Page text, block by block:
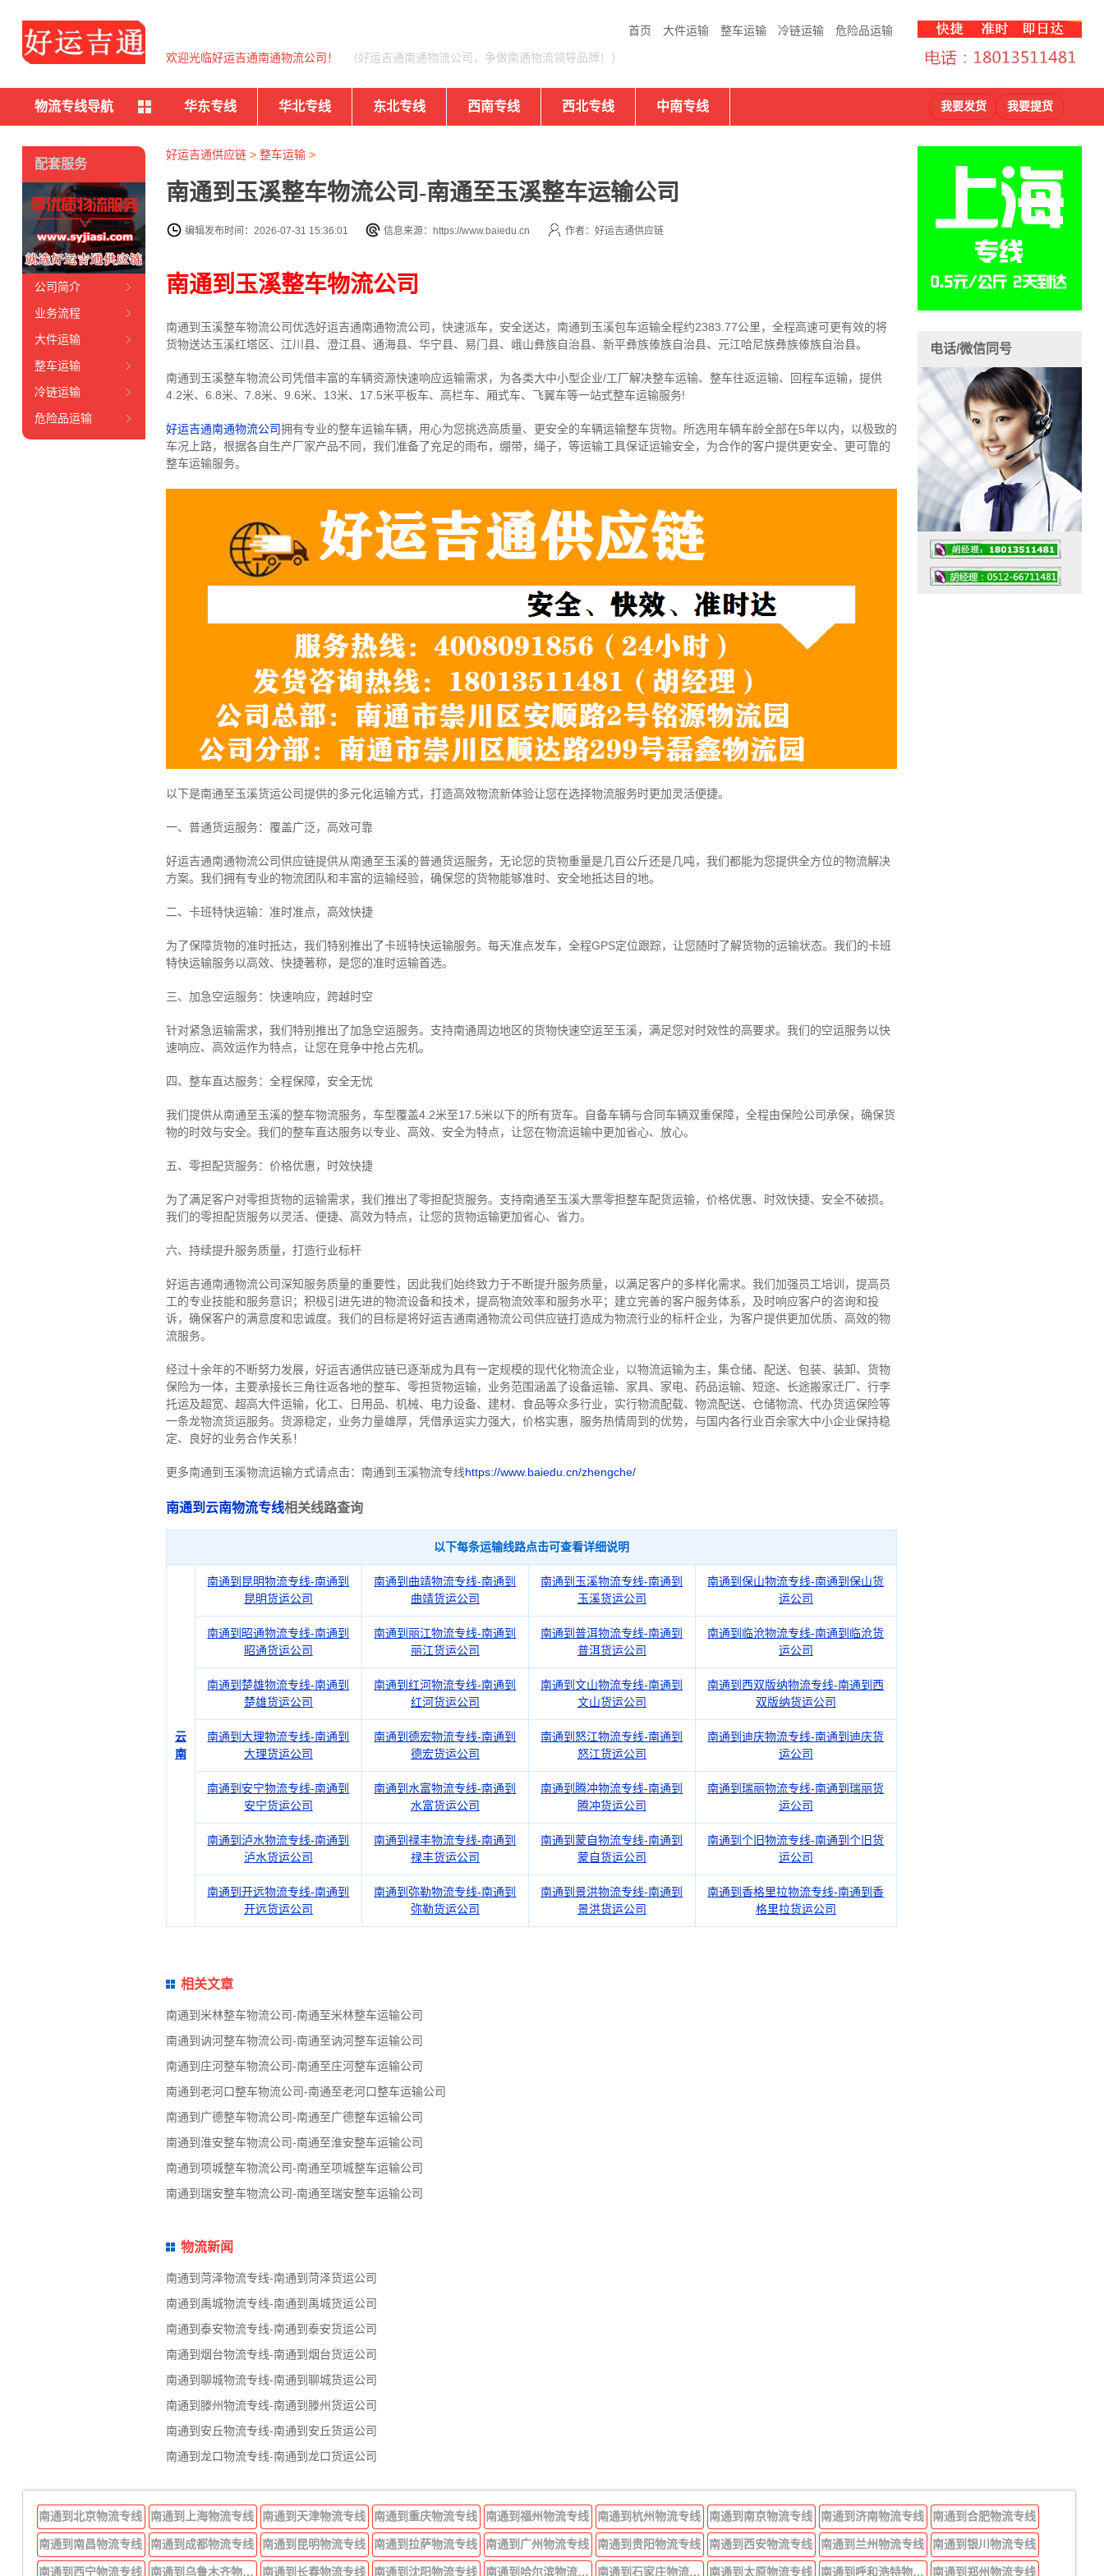
首页 大件运输 整车运输 冷链运输 危险品运输
欢迎光临好运吉通南通物流公司！ （好运吉通南通物流公司，争做南通物流领导品牌！）
物流专线导航 华东专线 华北专线 东北专线 西南专线 西北专线 中南专线 我要发货 我要提货
好运吉通供应链> 整车运输>
南通到玉溪整车物流公司-南通至玉溪整车运输公司
编辑发布时间：2026-07-31 15:36:01 信息来源：https://www.baiedu.cn 作者：好运吉通供应链
南通到玉溪整车物流公司
南通到玉溪整车物流公司优选好运吉通南通物流公司，快速派车，安全送达，南通到玉溪包车运输全程约2383.77公里，全程高速可更有效的将
货物送达玉溪红塔区、江川县、澄江县、通海县、华宁县、易门县、峨山彝族自治县、新平彝族傣族自治县、元江哈尼族彝族傣族自治县。
南通到玉溪整车物流公司凭借丰富的车辆资源快速响应运输需求，为各类大中小型企业/工厂解决整车运输、整车往返运输、回程车运输， 提供
4.2米、6.8米、7.8米、9.6米、13米、17.5米平板车、高栏车、厢式车、飞翼车等一站式整车运输服务!
好运吉通南通物流公司拥有专业的整车运输车辆，用心为您挑选高质量、更安全的车辆运输整车货物。所选用车辆车龄全部在5年以内，以极致的
车况上路，根据各自生产厂家产品不同，我们准备了充足的雨布，绷带，绳子，等运输工具保证运输安全，为合作的客户提供更安全、更可靠的
整车运输服务。
以下是南通至玉溪货运公司提供的多元化运输方式，打造高效物流新体验让您在选择物流服务时更加灵活便捷。
一、普通货运服务：覆盖广泛，高效可靠
好运吉通南通物流公司供应链提供从南通至玉溪的普通货运服务，无论您的货物重量是几百公斤还是几吨，我们都能为您提供全方位的物流解决
方案。我们拥有专业的物流团队和丰富的运输经验，确保您的货物能够准时、安全地抵达目的地。
二、卡班特快运输：准时准点，高效快捷
为了保障货物的准时抵达，我们特别推出了卡班特快运输服务。每天准点发车，全程GPS定位跟踪，让您随时了解货物的运输状态。我们的卡班
特快运输服务以高效、快捷著称，是您的准时运输首选。
三、加急空运服务：快速响应，跨越时空
针对紧急运输需求，我们特别推出了加急空运服务。支持南通周边地区的货物快速空运至玉溪，满足您对时效性的高要求。我们的空运服务以快
速响应、高效运作为特点，让您在竞争中抢占先机。
四、整车直达服务：全程保障，安全无忧
我们提供从南通至玉溪的整车物流服务，车型覆盖4.2米至17.5米以下的所有货车。自备车辆与合同车辆双重保障，全程由保险公司承保，确保货
物的时效与安全。我们的整车直达服务以专业、高效、安全为特点，让您在物流运输中更加省心、放心。
五、零担配货服务：价格优惠，时效快捷
为了满足客户对零担货物的运输需求，我们推出了零担配货服务。支持南通至玉溪大票零担整车配货运输，价格优惠、时效快捷、安全不破损。
我们的零担配货服务以灵活、便捷、高效为特点，让您的货物运输更加省心、省力。
六、持续提升服务质量，打造行业标杆
好运吉通南通物流公司深知服务质量的重要性，因此我们始终致力于不断提升服务质量，以满足客户的多样化需求。我们加强员工培训，提高员
工的专业技能和服务意识；积极引进先进的物流设备和技术，提高物流效率和服务水平；建立完善的客户服务体系，及时响应客户的咨询和投
诉，确保客户的满意度和忠诚度。我们的目标是将好运吉通南通物流公司供应链打造成为物流行业的标杆企业，为客户提供更加优质、高效的物
流服务。
经过十余年的不断努力发展，好运吉通供应链已逐渐成为具有一定规模的现代化物流企业，以物流运输为主，集仓储、配送、包装、装卸、货物
保险为一体，主要承接长三角往返各地的整车、零担货物运输，业务范围涵盖了设备运输、家具、家电、药品运输、短途、长途搬家迁厂、行李
托运及超宽、超高大件运输，化工、日用品、机械、电力设备、建材、食品等众多行业，实行物流配载、物流配送、仓储物流、代办货运保险等
一条龙物流货运服务。货源稳定，业务力量雄厚，凭借承运实力强大，价格实惠，服务热情周到的优势，与国内各行业百余家大中小企业保持稳
定、良好的业务合作关系！
更多南通到玉溪物流运输方式请点击：南通到玉溪物流专线https://www.baiedu.cn/zhengche/
南通到云南物流专线相关线路查询
以下每条运输线路点击可查看详细说明
云
南
南通到昆明物流专线-南通到
昆明货运公司
南通到曲靖物流专线-南通到
曲靖货运公司
南通到玉溪物流专线-南通到
玉溪货运公司
南通到保山物流专线-南通到保山货
运公司
南通到昭通物流专线-南通到
昭通货运公司
南通到丽江物流专线-南通到
丽江货运公司
南通到普洱物流专线-南通到
普洱货运公司
南通到临沧物流专线-南通到临沧货
运公司
南通到楚雄物流专线-南通到
楚雄货运公司
南通到红河物流专线-南通到
红河货运公司
南通到文山物流专线-南通到
文山货运公司
南通到西双版纳物流专线-南通到西
双版纳货运公司
南通到大理物流专线-南通到
大理货运公司
南通到德宏物流专线-南通到
德宏货运公司
南通到怒江物流专线-南通到
怒江货运公司
南通到迪庆物流专线-南通到迪庆货
运公司
南通到安宁物流专线-南通到
安宁货运公司
南通到水富物流专线-南通到
水富货运公司
南通到腾冲物流专线-南通到
腾冲货运公司
南通到瑞丽物流专线-南通到瑞丽货
运公司
南通到泸水物流专线-南通到
泸水货运公司
南通到禄丰物流专线-南通到
禄丰货运公司
南通到蒙自物流专线-南通到
蒙自货运公司
南通到个旧物流专线-南通到个旧货
运公司
南通到开远物流专线-南通到
开远货运公司
南通到弥勒物流专线-南通到
弥勒货运公司
南通到景洪物流专线-南通到
景洪货运公司
南通到香格里拉物流专线-南通到香
格里拉货运公司
相关文章
南通到米林整车物流公司-南通至米林整车运输公司
南通到讷河整车物流公司-南通至讷河整车运输公司
南通到庄河整车物流公司-南通至庄河整车运输公司
南通到老河口整车物流公司-南通至老河口整车运输公司
南通到广德整车物流公司-南通至广德整车运输公司
南通到淮安整车物流公司-南通至淮安整车运输公司
南通到项城整车物流公司-南通至项城整车运输公司
南通到瑞安整车物流公司-南通至瑞安整车运输公司
物流新闻
南通到菏泽物流专线-南通到菏泽货运公司
南通到禹城物流专线-南通到禹城货运公司
南通到泰安物流专线-南通到泰安货运公司
南通到烟台物流专线-南通到烟台货运公司
南通到聊城物流专线-南通到聊城货运公司
南通到滕州物流专线-南通到滕州货运公司
南通到安丘物流专线-南通到安丘货运公司
南通到龙口物流专线-南通到龙口货运公司
配套服务
公司简介
业务流程
大件运输
整车运输
冷链运输
危险品运输
电话/微信同号
南通到北京物流专线 南通到上海物流专线 南通到天津物流专线 南通到重庆物流专线 南通到福州物流专线 南通到杭州物流专线 南通到南京物流专线 南通到济南物流专线 南通到合肥物流专线
南通到南昌物流专线 南通到成都物流专线 南通到昆明物流专线 南通到拉萨物流专线 南通到广州物流专线 南通到贵阳物流专线 南通到西安物流专线 南通到兰州物流专线 南通到银川物流专线
南通到西宁物流专线 南通到乌鲁木齐物流专线 南通到长春物流专线 南通到沈阳物流专线 南通到哈尔滨物流专线 南通到石家庄物流专线 南通到太原物流专线 南通到呼和浩特物流专线 南通到郑州物流专线